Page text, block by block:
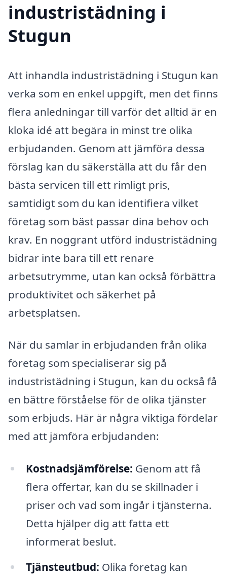
industristädning i
Stugun
Att inhandla industristädning i Stugun kan
verka som en enkel uppgift, men det finns
flera anledningar till varför det alltid är en
kloka idé att begära in minst tre olika
erbjudanden. Genom att jämföra dessa
förslag kan du säkerställa att du får den
bästa servicen till ett rimligt pris,
samtidigt som du kan identifiera vilket
företag som bäst passar dina behov och
krav. En noggrant utförd industristädning
bidrar inte bara till ett renare
arbetsutrymme, utan kan också förbättra
produktivitet och säkerhet på
arbetsplatsen.
När du samlar in erbjudanden från olika
företag som specialiserar sig på
industristädning i Stugun, kan du också få
en bättre förståelse för de olika tjänster
som erbjuds. Här är några viktiga fördelar
med att jämföra erbjudanden:
Kostnadsjämförelse: Genom att få
flera offertar, kan du se skillnader i
priser och vad som ingår i tjänsterna.
Detta hjälper dig att fatta ett
informerat beslut.
Tjänsteutbud: Olika företag kan